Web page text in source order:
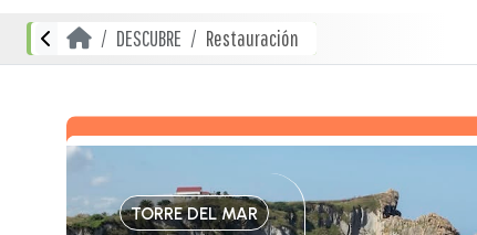
DESCUBRE Restauración
TORRE DEL MAR